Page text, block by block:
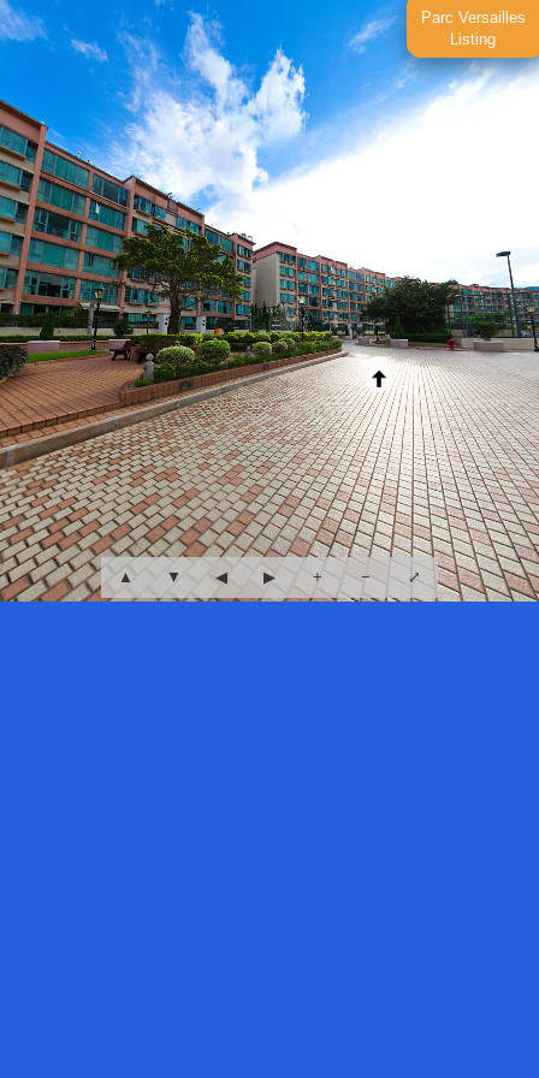
Parc Versailles
Listing
▲ ▼ ◀ ▶ + − ⤢